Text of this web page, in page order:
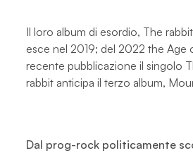
Il loro album di esordio, The
esce nel 2019; del 2022 the Age
recente pubblicazione il singolo
rabbit anticipa il terzo album,
Dal prog-rock politicamente